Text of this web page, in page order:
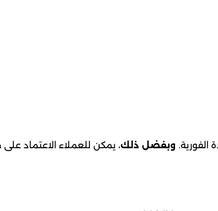
الفورية. وبفضل ذلك، يمكن للعملاء الاعتماد